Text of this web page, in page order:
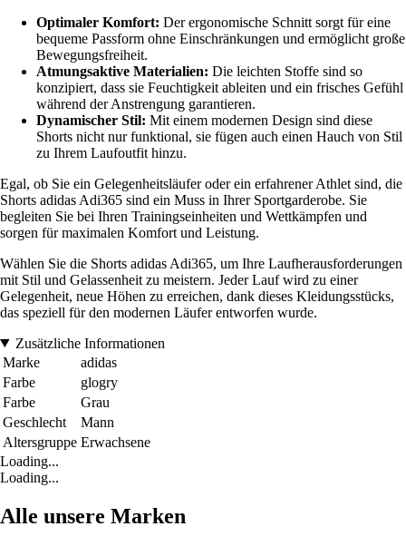
Optimaler Komfort: Der ergonomische Schnitt sorgt für eine
bequeme Passform ohne Einschränkungen und ermöglicht große
Bewegungsfreiheit.
Atmungsaktive Materialien: Die leichten Stoffe sind so
konzipiert, dass sie Feuchtigkeit ableiten und ein frisches Gefühl
während der Anstrengung garantieren.
Dynamischer Stil: Mit einem modernen Design sind diese
Shorts nicht nur funktional, sie fügen auch einen Hauch von Stil
zu Ihrem Laufoutfit hinzu.
Egal, ob Sie ein Gelegenheitsläufer oder ein erfahrener Athlet sind, die
Shorts adidas Adi365 sind ein Muss in Ihrer Sportgarderobe. Sie
begleiten Sie bei Ihren Trainingseinheiten und Wettkämpfen und
sorgen für maximalen Komfort und Leistung.
Wählen Sie die Shorts adidas Adi365, um Ihre Laufherausforderungen
mit Stil und Gelassenheit zu meistern. Jeder Lauf wird zu einer
Gelegenheit, neue Höhen zu erreichen, dank dieses Kleidungsstücks,
das speziell für den modernen Läufer entworfen wurde.
Zusätzliche Informationen
Marke
adidas
Farbe
glogry
Farbe
Grau
Geschlecht
Mann
Altersgruppe Erwachsene
Loading...
Loading...
Alle unsere Marken